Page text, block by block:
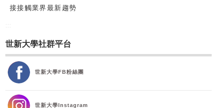
接接觸業界最新趨勢
世新大學社群平台
世新大學FB粉絲團
世新大學Instagram